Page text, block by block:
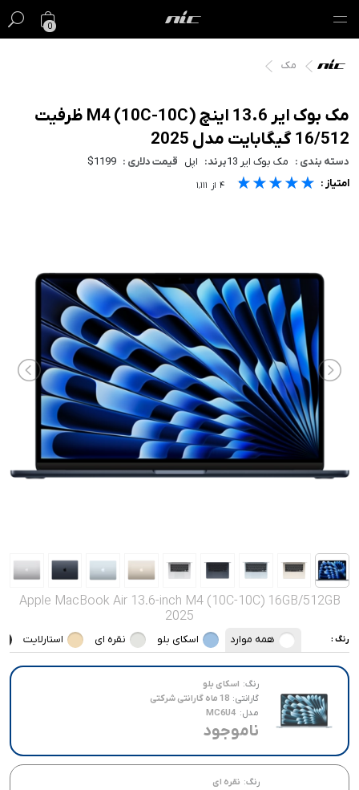
0
گیفت کارت
فروش ویژه
مک
آیفون
اپل واچ
لوازم جانبی
صدا و تصویر
قیمت روز
محصولات کارکرده
تماس با ما
مک
Apple MacBook Air 13.6-inch M4 (10C-10C) 16GB/512GB
2025
رنگ : همه موارد اسکای بلو نقره ای استارلایت
رنگ: اسکای بلو
گارانتی: 18 ماه گارانتی شرکتی
مدل: MC6U4
ناموجود
رنگ: نقره ای
مک بوک ایر 13.6 اینچ M4 (10C-10C) ظرفیت
16/512 گیگابایت مدل 2025
دسته بندی : مک بوک ایر 13 برند: اپل قیمت دلاری : $1199
امتیاز : ★★★★★
★★★★★
★★★★★ ۴ از ۱٬۱۱۱